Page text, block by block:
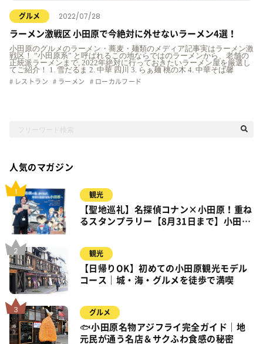
グルメ 2022/07/28
ラーメン激戦区 小田原で今絶対に外せないラーメン4選！
小田原のグルメのラーメン・蕎麦・麺類のメディア記事実はラーメン激
戦区！ ”小田原系” と呼ばれるこの地ならではのラーメンから、老舗の
正統派ラーメンまで, 2022年絶対に行っておきたいラーメン屋を厳選し
てご紹介！ 1. 雪だるま 2. 中華 四川 3. らぁ麺 桃の木 4. 中華そば馨
レストラン ラーメン ローカルフード
人気のマガジン
観光
【聖地巡礼】名探偵コナン×小田原！重ね
るスタンプラリー【8月31日まで】小田
観光
【日帰りOK】初めての小田原観光モデル
コース｜城・海・グルメを徒歩で満喫
グルメ
🐟小田原名物アジフライ完全ガイド｜地
元民が通う名店＆サクふわ食感の秘密